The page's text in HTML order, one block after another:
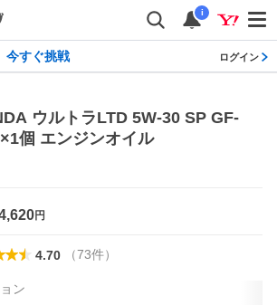
i
すぐ挑戦 ログイン
ウルトラLTD 5W-30 SP GF-
個 エンジンオイル
円
4.70 （73件）
ン